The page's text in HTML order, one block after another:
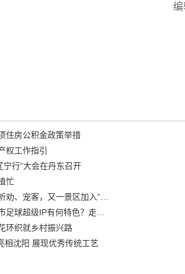
住房公积金政策举措
权工作指引
宁行”大会在丹东召开
忙
环织就乡村振兴路
相沈阳 展现优秀传统工艺